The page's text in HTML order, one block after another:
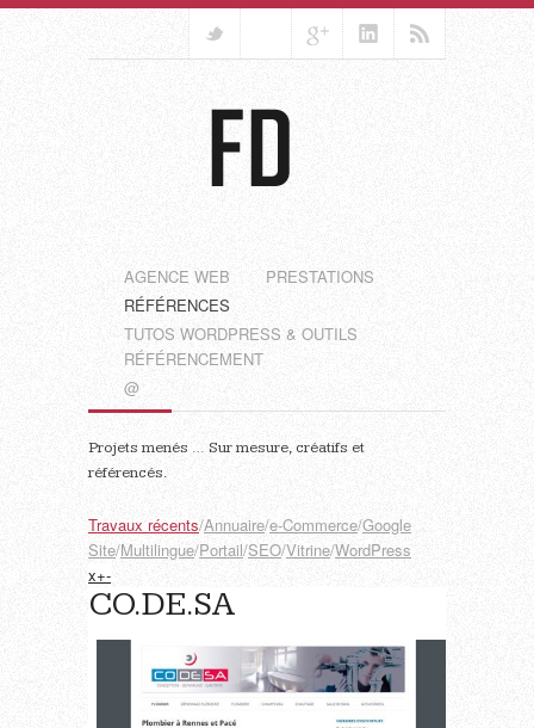
AGENCE WEB
PRESTATIONS
RÉFÉRENCES
TUTOS WORDPRESS & OUTILS
RÉFÉRENCEMENT
@
Projets menés … Sur mesure, créatifs et
référencés.
Travaux récents/Annuaire/e-Commerce/Google
Site/Multilingue/Portail/SEO/Vitrine/WordPress
x+-
CO.DE.SA